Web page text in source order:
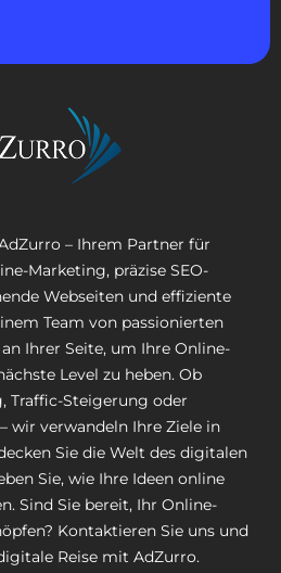
– Ihrem Partner für
Marketing, präzise SEO-
Webseiten und effiziente
Team von passionierten
Ihrer Seite, um Ihre Online-
Level zu heben. Ob
Traffic-Steigerung oder
wir verwandeln Ihre Ziele in
Sie die Welt des digitalen
Sie, wie Ihre Ideen online
Sind Sie bereit, Ihr Online-
Kontaktieren Sie uns und
Reise mit AdZurro.